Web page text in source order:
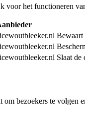
voor het functioneren
Bewaart
Slaat de
bezoekers te volgen